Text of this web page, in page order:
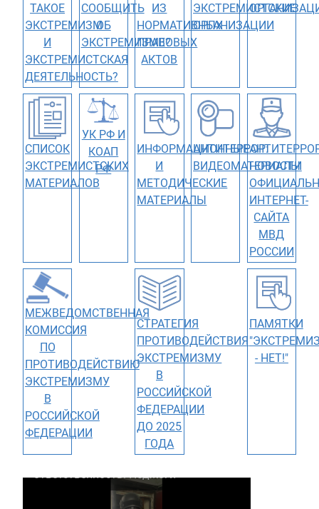
ТАКОЕ
ЭКСТРЕМИЗМ
И
ЭКСТРЕМИСТСКАЯ
ДЕЯТЕЛЬНОСТЬ?
СООБЩИТЬ
ОБ
ЭКСТРЕМИЗМЕ?
ИЗ
НОРМАТИВНЫХ
ПРАВОВЫХ
АКТОВ
ЭКСТРЕМИСТСКИЕ
ОРГАНИЗАЦИИ
СПИСОК
ЭКСТРЕМИСТСКИХ
МАТЕРИАЛОВ
УК РФ И
КОАП
РФ
ИНФОРМАЦИОННЫЕ
И
МЕТОДИЧЕСКИЕ
МАТЕРИАЛЫ
АНТИТЕРРОР:
ВИДЕОМАТЕРИАЛЫ
НОВОСТИ
ИНТЕРНЕТ-
САЙТА
МВД
РОССИИ
МЕЖВЕДОМСТВЕННАЯ
КОМИССИЯ
ПО
ПРОТИВОДЕЙСТВИЮ
ЭКСТРЕМИЗМУ
В
РОССИЙСКОЙ
ФЕДЕРАЦИИ
СТРАТЕГИЯ
ПРОТИВОДЕЙСТВИЯ
ЭКСТРЕМИЗМУ
В
РОССИЙСКОЙ
ФЕДЕРАЦИИ
ДО 2025
ГОДА
ПАМЯТКИ
- НЕТ!"
За эти действия есть